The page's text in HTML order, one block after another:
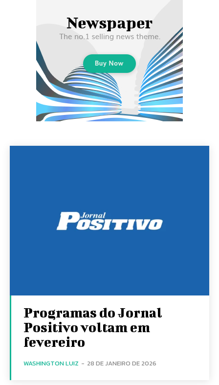
Programas do Jornal
Positivo voltam em
fevereiro
WASHINGTON LUIZ - 28 DE JANEIRO DE 2026